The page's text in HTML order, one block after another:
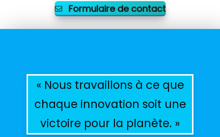
Formulaire de contact
« Nous travaillons à ce que
chaque innovation soit une
victoire pour la planète. »